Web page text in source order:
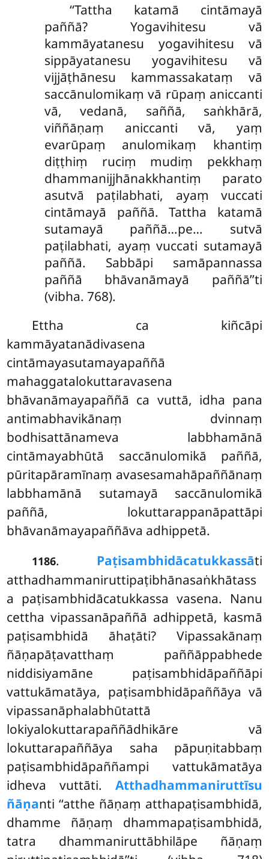
‘‘Tattha katamā cintāmayā
paññā? Yogavihitesu vā
kammāyatanesu yogavihitesu vā
sippāyatanesu yogavihitesu vā
vijjāṭhānesu kammassakataṃ vā
saccānulomikaṃ vā rūpaṃ aniccanti
vā, vedanā, saññā, saṅkhārā,
viññāṇaṃ aniccanti vā, yaṃ
evarūpaṃ anulomikaṃ khantiṃ
diṭṭhiṃ ruciṃ mudiṃ pekkhaṃ
dhammanijjhānakkhantiṃ parato
asutvā paṭilabhati, ayaṃ vuccati
cintāmayā paññā. Tattha katamā
sutamayā paññā…pe… sutvā
paṭilabhati, ayaṃ vuccati sutamayā
paññā. Sabbāpi samāpannassa
paññā bhāvanāmayā paññā’’ti
(vibha. 768).
Ettha ca kiñcāpi
kammāyatanādivasena
cintāmayasutamayapaññā
mahaggatalokuttaravasena
bhāvanāmayapaññā ca vuttā, idha pana
antimabhavikānaṃ dvinnaṃ
bodhisattānameva labbhamānā
cintāmayabhūtā saccānulomikā paññā,
pūritapāramīnaṃ avasesamahāpaññānaṃ
labbhamānā sutamayā saccānulomikā
paññā, lokuttarappanāpattāpi
bhāvanāmayapaññāva adhippetā.
1186. Paṭisambhidācatukkassāti
atthadhammaniruttipaṭibhānasaṅkhātass
a paṭisambhidācatukkassa vasena. Nanu
cettha vipassanāpaññā adhippetā, kasmā
paṭisambhidā āhaṭāti? Vipassakānaṃ
ñāṇapāṭavatthaṃ paññāppabhede
niddisiyamāne paṭisambhidāpaññāpi
vattukāmatāya, paṭisambhidāpaññāya vā
vipassanāphalabhūtattā
lokiyalokuttarapaññādhikāre vā
lokuttarapaññāya saha pāpuṇitabbaṃ
paṭisambhidāpaññampi vattukāmatāya
idheva vuttāti. Atthadhammaniruttīsu
ñāṇanti ‘‘atthe ñāṇaṃ atthapaṭisambhidā,
dhamme ñāṇaṃ dhammapaṭisambhidā,
tatra dhammaniruttābhilāpe ñāṇaṃ